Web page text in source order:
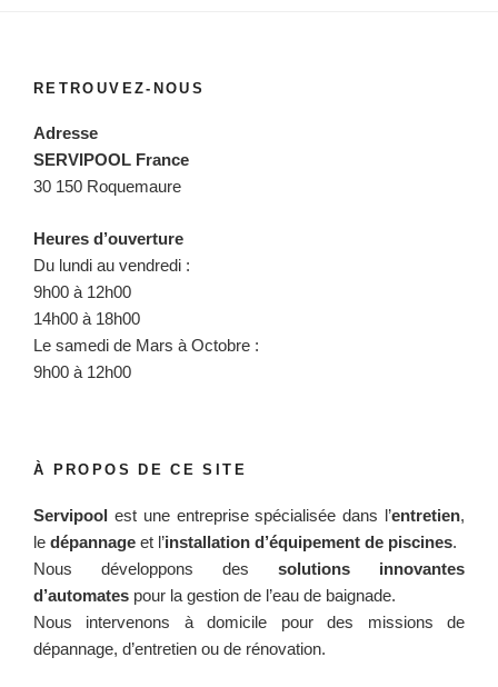
RETROUVEZ-NOUS
Adresse
SERVIPOOL France
30 150 Roquemaure
Heures d’ouverture
Du lundi au vendredi :
9h00 à 12h00
14h00 à 18h00
Le samedi de Mars à Octobre :
9h00 à 12h00
À PROPOS DE CE SITE
Servipool est une entreprise spécialisée dans l’entretien,
le dépannage et l’installation d’équipement de piscines.
Nous développons des solutions innovantes
d’automates pour la gestion de l’eau de baignade.
Nous intervenons à domicile pour des missions de
dépannage, d’entretien ou de rénovation.